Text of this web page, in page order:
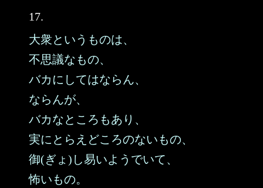
17.
大衆というものは、
不思議なもの、
バカにしてはならん、
ならんが、
バカなところもあり、
実にとらえどころのないもの、
御(ぎょ)し易いようでいて、
怖いもの。